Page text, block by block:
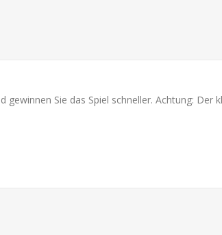
Sie das Spiel schneller. Achtung: Der